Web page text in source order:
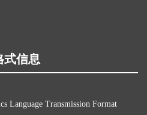
式信息
Language Transmission Format